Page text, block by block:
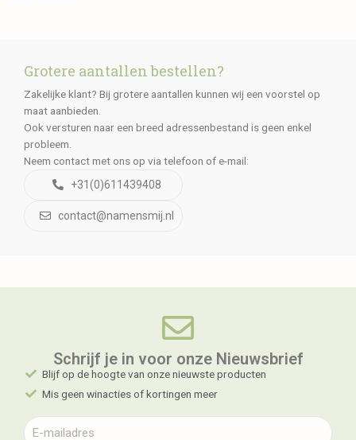
Grotere aantallen bestellen?
Zakelijke klant? Bij grotere aantallen kunnen wij een voorstel op
maat aanbieden.
Ook versturen naar een breed adressenbestand is geen enkel
probleem.
Neem contact met ons op via telefoon of e-mail:
+31(0)611439408
contact@namensmij.nl
Schrijf je in voor onze Nieuwsbrief​
Blijf op de hoogte van onze nieuwste producten
Mis geen winacties of kortingen meer